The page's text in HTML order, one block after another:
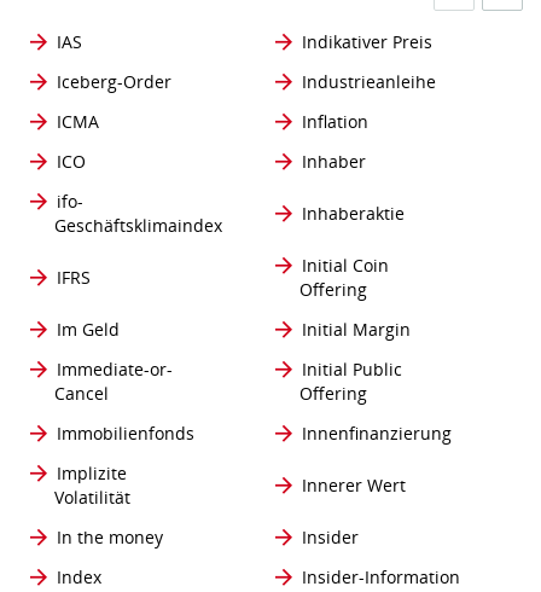
IAS
Indikativer Preis
Iceberg-Order
Industrieanleihe
ICMA
Inflation
ICO
Inhaber
ifo-
Geschäftsklimaindex
Inhaberaktie
IFRS
Initial Coin
Offering
Im Geld
Initial Margin
Immediate-or-
Cancel
Initial Public
Offering
Immobilienfonds
Innenfinanzierung
Implizite
Volatilität
Innerer Wert
In the money
Insider
Index
Insider-Information